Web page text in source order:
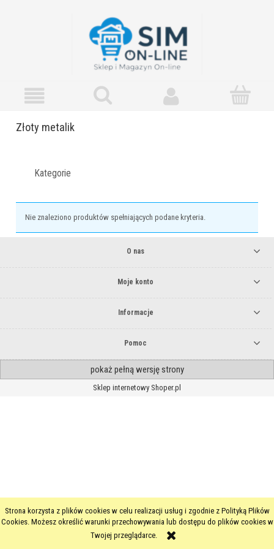
Strona korzysta z plików cookies w celu realizacji usług i zgodnie z Polityką Plików
Cookies. Możesz określić warunki przechowywania lub dostępu do plików cookies w
Twojej przeglądarce.
Złoty metalik
Kategorie
Nie znaleziono produktów spełniających podane kryteria.
O nas
Moje konto
Informacje
Pomoc
pokaż pełną wersję strony
Sklep internetowy Shoper.pl